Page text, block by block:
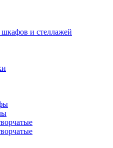
и стеллажей